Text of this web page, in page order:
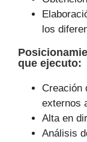
los
que ejecuto:
Creación
externos
Alta en
Análisis